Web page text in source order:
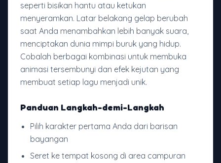
seperti bisikan hantu atau ketukan
menyeramkan. Latar belakang gelap berubah
saat Anda menambahkan lebih banyak suara,
menciptakan dunia mimpi buruk yang hidup.
Cobalah berbagai kombinasi untuk membuka
animasi tersembunyi dan efek kejutan yang
membuat setiap lagu menjadi unik.
Panduan Langkah-demi-Langkah
Pilih karakter pertama Anda dari barisan
bayangan
Seret ke tempat kosong di area campuran